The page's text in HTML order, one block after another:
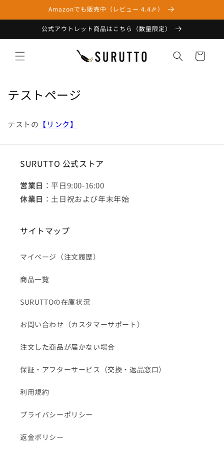
進む
Amazonでも販売中（レビュー 4.4🎉）
公式アウトレット商品はこちら（数量限定）
ー
テストページ
テストの 【リンク】
SURUTTO 公式ストア
営業日 ：平日9:00-16:00
休業日 ：土日祝および年末年始
サイトマップ
マイページ（注文履歴）
商品一覧
SURUTTOの在庫状況
お問い合わせ（カスタマーサポート）
注文した商品が届かない場合
保証・アフターサービス（交換・返品窓口）
利用規約
プライバシーポリシー
返金ポリシー